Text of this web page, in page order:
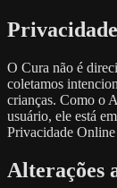
O Cura não é
coletamos
crianças. Como o
usuário, ele está
Privacidade
Alterações